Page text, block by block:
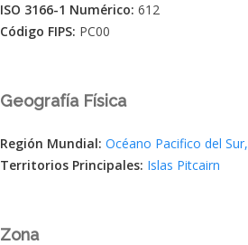
ISO 3166-1 Numérico: 612
Código FIPS: PC00
Geografía Física
Región Mundial: Océano Pacifico del Sur,
Territorios Principales: Islas Pitcairn
Zona